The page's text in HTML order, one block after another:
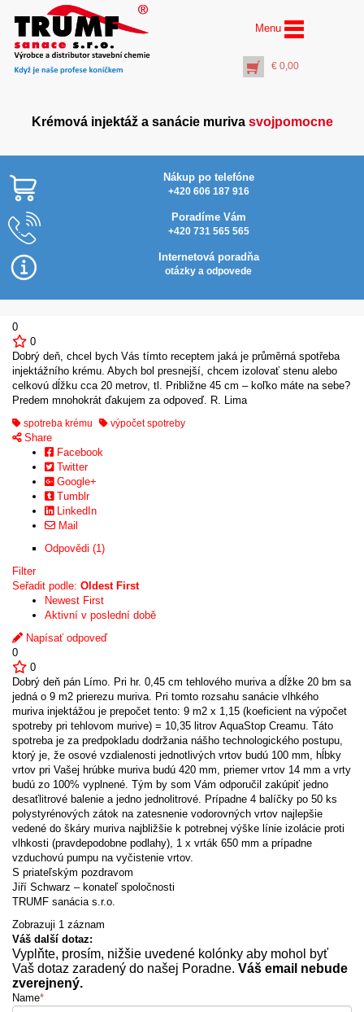
Menu
€ 0,00
Krémová injektáž a sanácie muriva svojpomocne
Nákup po telefóne
+420 606 187 916
Poradíme Vám
+420 731 565 565
Internetová poradňa
otázky a odpovede
0
0
Dobrý deň, chcel bych Vás tímto receptem jaká je průměrná spotřeba
injektážního krému. Abych bol presnejší, chcem izolovať stenu alebo
celkovú dĺžku cca 20 metrov, tl. Približne 45 cm – koľko máte na sebe?
Predem mnohokrát ďakujem za odpoveď. R. Lima
spotreba krému výpočet spotreby
Share
Facebook
Twitter
Google+
Tumblr
LinkedIn
Mail
Odpovědi (1)
Filter
Seřadit podle: Oldest First
Newest First
Aktivní v poslední době
Napísať odpoveď
0
0
Dobrý deň pán Límo. Pri hr. 0,45 cm tehlového muriva a dĺžke 20 bm sa
jedná o 9 m2 prierezu muriva. Pri tomto rozsahu sanácie vlhkého
muriva injektážou je prepočet tento: 9 m2 x 1,15 (koeficient na výpočet
spotreby pri tehlovom murive) = 10,35 litrov AquaStop Creamu. Táto
spotreba je za predpokladu dodržania nášho technologického postupu,
ktorý je, že osové vzdialenosti jednotlivých vrtov budú 100 mm, hĺbky
vrtov pri Vašej hrúbke muriva budú 420 mm, priemer vrtov 14 mm a vrty
budú zo 100% vyplnené. Tým by som Vám odporučil zakúpiť jedno
desaťlitrové balenie a jedno jednolitrové. Prípadne 4 balíčky po 50 ks
polystyrénových zátok na zatesnenie vodorovných vrtov najlepšie
vedené do škáry muriva najbližšie k potrebnej výške línie izolácie proti
vlhkosti (pravdepodobne podlahy), 1 x vrták 650 mm a prípadne
vzduchovú pumpu na vyčistenie vrtov.
S priateľským pozdravom
Jiří Schwarz – konateľ spoločnosti
TRUMF sanácia s.r.o.
Zobrazuji 1 záznam
Váš další dotaz:
Vyplňte, prosím, nižšie uvedené kolónky aby mohol byť
Vaš dotaz zaradený do našej Poradne. Váš email nebude
zverejnený.
Name*
AquaStop Bitumen
Triangle (6.25m)
trojhranný utesňovací
pás
€22,00